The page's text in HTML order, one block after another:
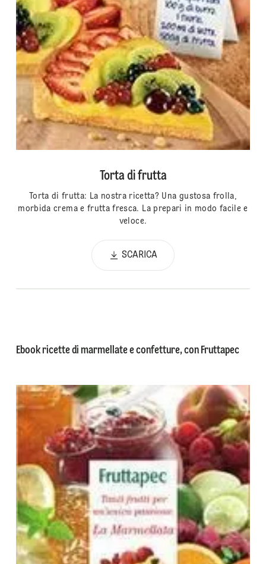
Torta di frutta
Torta di frutta: La nostra ricetta? Una gustosa frolla,
morbida crema e frutta fresca. La prepari in modo facile e
veloce.
SCARICA
Ebook ricette di marmellate e confetture, con Fruttapec